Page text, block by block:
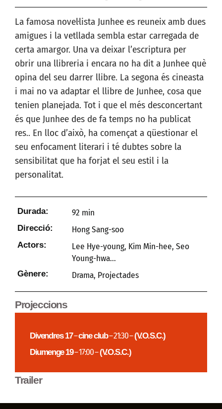
La famosa novel·lista Junhee es reuneix amb dues
amigues i la vetllada sembla estar carregada de
certa amargor. Una va deixar l’escriptura per
obrir una llibreria i encara no ha dit a Junhee què
opina del seu darrer llibre. La segona és cineasta
i mai no va adaptar el llibre de Junhee, cosa que
tenien planejada. Tot i que el més desconcertant
és que Junhee des de fa temps no ha publicat
res.. En lloc d’això, ha començat a qüestionar el
seu enfocament literari i té dubtes sobre la
sensibilitat que ha forjat el seu estil i la
personalitat.
Durada: 92 min
Direcció: Hong Sang-soo
Actors:
Lee Hye-young, Kim Min-hee, Seo
Young-hwa...
Gènere: Drama, Projectades
Projeccions
Divendres 17–cine club– 21:30 –(V.O.S.C.)
Diumenge 19– 17:00 –(V.O.S.C.)
Trailer